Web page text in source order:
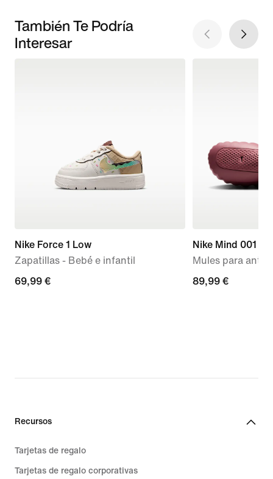
También Te Podría
Interesar
Nike Force 1 Low
Zapatillas - Bebé e infantil
69,99 €
69,99 €
Nike Mind 001
Mules para
89,99 €
89,99 €
Recursos
Tarjetas de regalo
Tarjetas de regalo corporativas